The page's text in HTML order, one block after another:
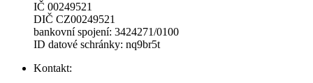
IČ 00249521
DIČ CZ00249521
bankovní spojení: 3424271/0100
ID datové schránky: nq9br5t
Kontakt: